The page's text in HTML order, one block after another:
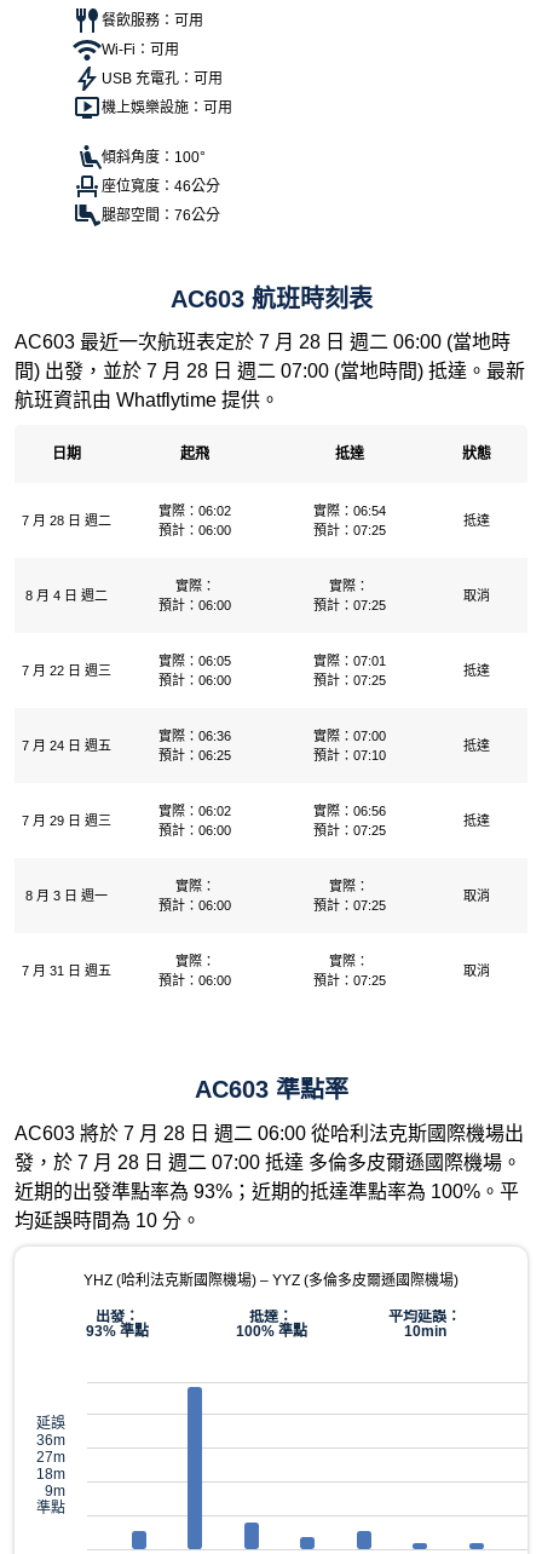
餐飲服務：可用
Wi-Fi：可用
USB 充電孔：可用
機上娛樂設施：可用
傾斜角度：100°
座位寬度：46公分
腿部空間：76公分
AC603 航班時刻表
AC603 最近一次航班表定於 7 月 28 日 週二 06:00 (當地時
間) 出發，並於 7 月 28 日 週二 07:00 (當地時間) 抵達。最新
航班資訊由 Whatflytime 提供。
日期 起飛 抵達 狀態
7 月 28 日 週二
實際：06:02
預計：06:00
實際：06:54
預計：07:25
抵達
8 月 4 日 週二
實際：
預計：06:00
實際：
預計：07:25
取消
7 月 22 日 週三
實際：06:05
預計：06:00
實際：07:01
預計：07:25
抵達
7 月 24 日 週五
實際：06:36
預計：06:25
實際：07:00
預計：07:10
抵達
7 月 29 日 週三
實際：06:02
預計：06:00
實際：06:56
預計：07:25
抵達
8 月 3 日 週一
實際：
預計：06:00
實際：
預計：07:25
取消
7 月 31 日 週五
實際：
預計：06:00
實際：
預計：07:25
取消
AC603 準點率
AC603 將於 7 月 28 日 週二 06:00 從哈利法克斯國際機場出
發，於 7 月 28 日 週二 07:00 抵達 多倫多皮爾遜國際機場。
近期的出發準點率為 93%；近期的抵達準點率為 100%。平
均延誤時間為 10 分。
YHZ (哈利法克斯國際機場) – YYZ (多倫多皮爾遜國際機場)
出發：
93% 準點
抵達：
100% 準點
平均延誤：
10min
延誤
36m
27m
18m
9m
準點